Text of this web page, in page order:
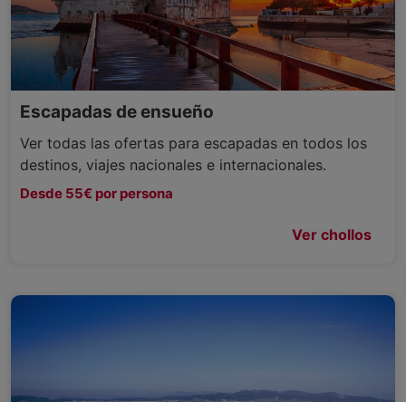
Escapadas de ensueño
Ver todas las ofertas para escapadas en todos los
destinos, viajes nacionales e internacionales.
Desde 55€ por persona
Ver chollos